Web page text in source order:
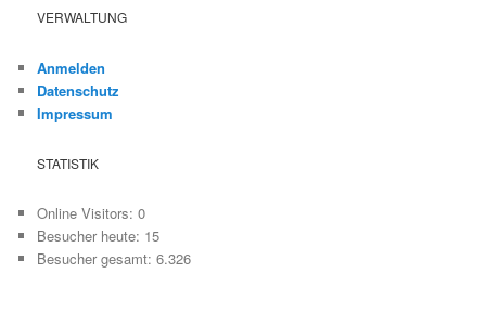
VERWALTUNG
Anmelden
Datenschutz
Impressum
STATISTIK
Online Visitors:0
Besucher heute: 15
Besucher gesamt:6.326